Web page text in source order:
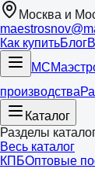
Москва и
Как купитьБлог
МС
производства
Каталог
Разделы
Весь каталог
КПБОптовые